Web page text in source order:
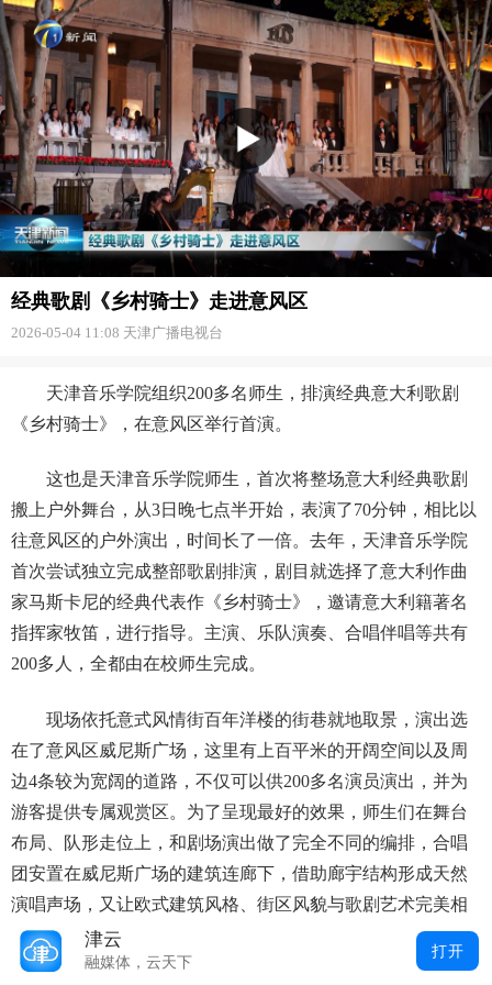
经典歌剧《乡村骑士》走进意风区
2026-05-04 11:08 天津广播电视台
天津音乐学院组织200多名师生，排演经典意大利歌剧
《乡村骑士》，在意风区举行首演。
这也是天津音乐学院师生，首次将整场意大利经典歌剧
搬上户外舞台，从3日晚七点半开始，表演了70分钟，相比以
往意风区的户外演出，时间长了一倍。去年，天津音乐学院
首次尝试独立完成整部歌剧排演，剧目就选择了意大利作曲
家马斯卡尼的经典代表作《乡村骑士》，邀请意大利籍著名
指挥家牧笛，进行指导。主演、乐队演奏、合唱伴唱等共有
200多人，全都由在校师生完成。
现场依托意式风情街百年洋楼的街巷就地取景，演出选
在了意风区威尼斯广场，这里有上百平米的开阔空间以及周
边4条较为宽阔的道路，不仅可以供200多名演员演出，并为
游客提供专属观赏区。为了呈现最好的效果，师生们在舞台
布局、队形走位上，和剧场演出做了完全不同的编排，合唱
团安置在威尼斯广场的建筑连廊下，借助廊宇结构形成天然
演唱声场，又让欧式建筑风格、街区风貌与歌剧艺术完美相
融。
津云
融媒体，云天下
打开